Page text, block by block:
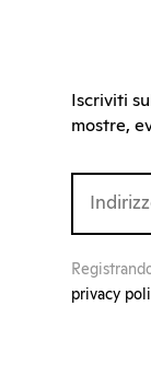
Iscriviti
mostre,
privacy